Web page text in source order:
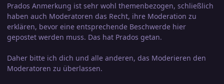
Prados Anmerkung ist sehr wohl themenbezogen, schließlich
haben auch Moderatoren das Recht, ihre Moderation zu
erklären, bevor eine entsprechende Beschwerde hier
gepostet werden muss. Das hat Prados getan.
Daher bitte ich dich und alle anderen, das Moderieren den
Moderatoren zu überlassen.